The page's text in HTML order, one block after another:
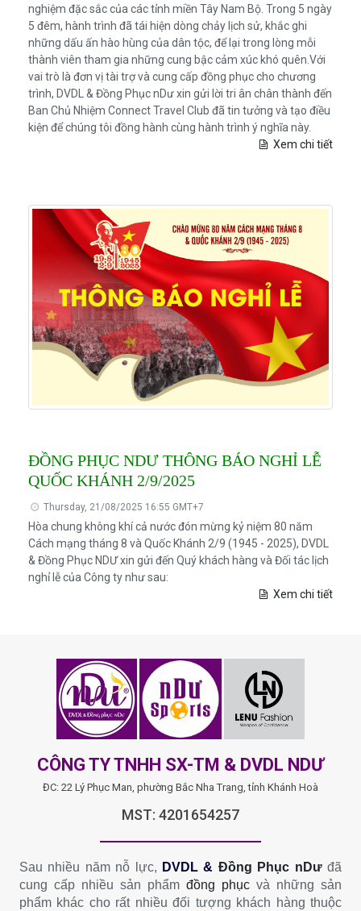
nghiệm đặc sắc của các tỉnh miền Tây Nam Bộ. Trong 5 ngày
5 đêm, hành trình đã tái hiện dòng chảy lịch sử, khắc ghi
những dấu ấn hào hùng của dân tộc, để lại trong lòng mỗi
thành viên tham gia những cung bậc cảm xúc khó quên.Với
vai trò là đơn vị tài trợ và cung cấp đồng phục cho chương
trình, DVDL & Đồng Phục nDư xin gửi lời tri ân chân thành đến
Ban Chủ Nhiệm Connect Travel Club đã tin tưởng và tạo điều
kiện để chúng tôi đồng hành cùng hành trình ý nghĩa này.
Xem chi tiết
ĐỒNG PHỤC NDƯ THÔNG BÁO NGHỈ LỄ
QUỐC KHÁNH 2/9/2025
Thursday, 21/08/2025 16:55 GMT+7
Hòa chung không khí cả nước đón mừng kỷ niệm 80 năm
Cách mạng tháng 8 và Quốc Khánh 2/9 (1945 - 2025), DVDL
& Đồng Phục NDƯ xin gửi đến Quý khách hàng và Đối tác lịch
nghỉ lễ của Công ty như sau:
Xem chi tiết
CÔNG TY TNHH SX-TM & DVDL NDƯ
ĐC: 22 Lý Phục Man, phường Bắc Nha Trang, tỉnh Khánh Hoà
MST: 4201654257
Sau nhiều năm nỗ lực, DVDL & Đồng Phục nDưđã
cung cấp nhiều sản phẩm đồng phục và những sản
phẩm khác cho rất nhiều đối tượng khách hàng thuộc